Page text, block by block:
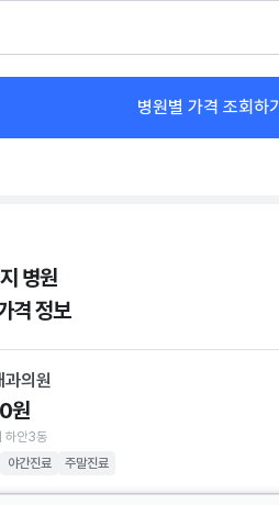
병원별 가격 조회하기
병원
격 정보
과의원
원
하안3동
야간진료 주말진료